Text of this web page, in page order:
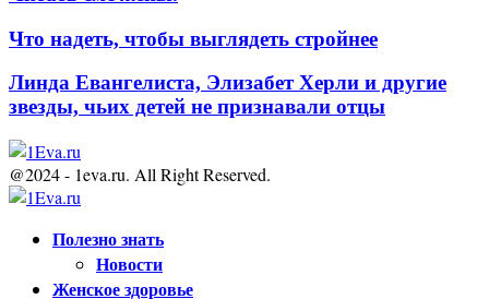
Что надеть, чтобы выглядеть стройнее
Линда Евангелиста, Элизабет Херли и другие
звезды, чьих детей не признавали отцы
@2024 - 1eva.ru. All Right Reserved.
Полезно знать
Новости
Женское здоровье